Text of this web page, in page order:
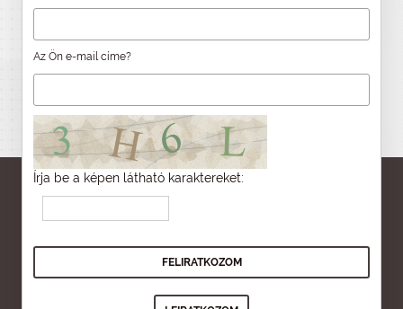
Az Ön e-mail címe?
Írja be a képen látható karaktereket: